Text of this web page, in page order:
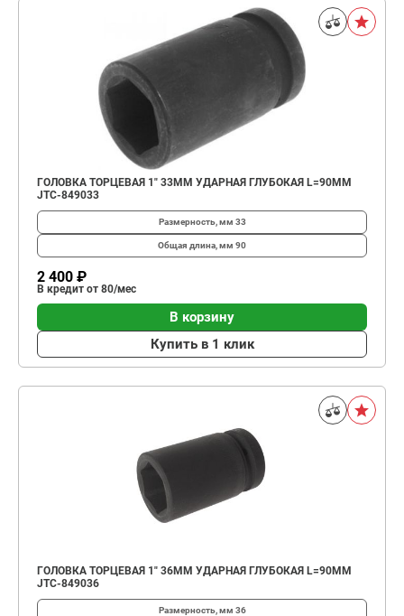
ГОЛОВКА ТОРЦЕВАЯ 1" 33ММ УДАРНАЯ ГЛУБОКАЯ L=90ММ
JTC-849033
Размерность, мм 33
Общая длина, мм 90
2 400 ₽
В кредит от 80/мес
В корзину
Купить в 1 клик
ГОЛОВКА ТОРЦЕВАЯ 1" 36ММ УДАРНАЯ ГЛУБОКАЯ L=90ММ
JTC-849036
Размерность, мм 36